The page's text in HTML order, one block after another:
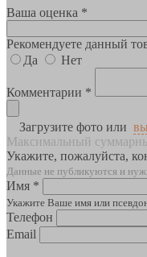
Ваша оценка *
Рекомендуете данный
Да
Нет
Комментарии *
Загрузите фото или
Максимальный
Укажите, пожалуйста,
Данные не публикуются и
Имя *
Укажите Ваше имя или
Телефон
Email